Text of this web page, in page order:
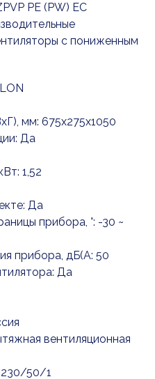
PE (PW) EC
с пониженным
мм: 675x275x1050
Да
1,52
Да
прибора, °: -30 ~
прибора, дБ(А: 50
Да
вентиляционная
50/1